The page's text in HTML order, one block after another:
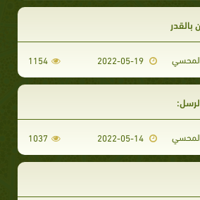
بالقدر
المحسي 1154
المحسي 1037